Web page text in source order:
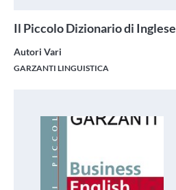
Il Piccolo Dizionario di Inglese
Autori Vari
GARZANTI LINGUISTICA